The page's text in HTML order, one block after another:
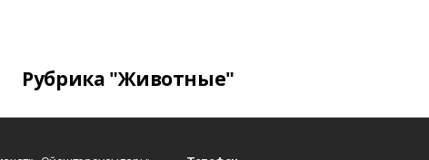
Рубрика "Животные"